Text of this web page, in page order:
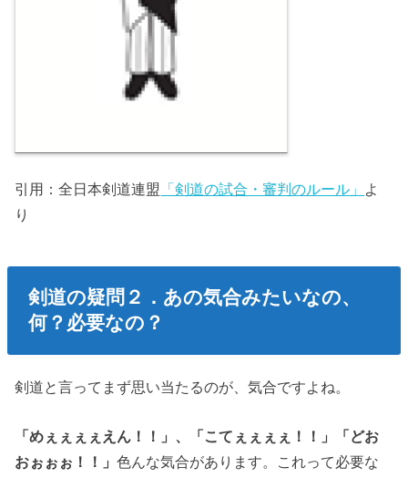
引用：全日本剣道連盟 「剣道の試合・審判のルール」 よ
り
剣道の疑問２．あの気合みたいなの、
何？必要なの？
剣道と言ってまず思い当たるのが、気合ですよね。
「めぇぇぇぇえん！！」、「こてぇぇぇぇ！！」「どお
おぉぉぉ！！」色んな気合があります。これって必要な